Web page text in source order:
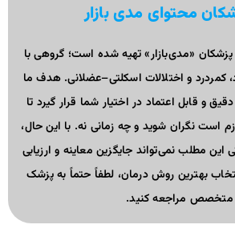
محتوای مدی بازار
«مدی‌بازار» تهیه شده است؛ گروهی با
کمردرد و اختلالات اسکلتی–عضلانی. هدف ما
و قابل اعتماد در اختیار شما قرار گیرد تا
است نگران شوید و چه زمانی نه. با این حال،
مطلب نمی‌تواند جایگزین معاینه و ارزیابی
بهترین روش درمان، لطفاً حتماً به پزشک
متخصص مراجعه کنید.